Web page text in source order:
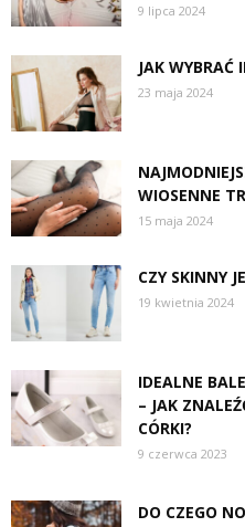
9 lipca 2024
JAK WYBRAĆ
23 maja 2024
WIOSENNE
15 maja 2024
CZY SKINNY
19 kwietnia 2024
IDEALNE
– JAK
CÓRKI?
9 czerwca 2023
DO CZEGO